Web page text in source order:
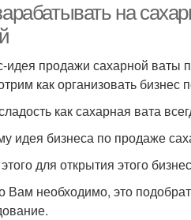
на
идея продажи сахарной ваты
как организовать
как сахарная вата
идея бизнеса по продаже
для открытия этого
Вам необходимо, это